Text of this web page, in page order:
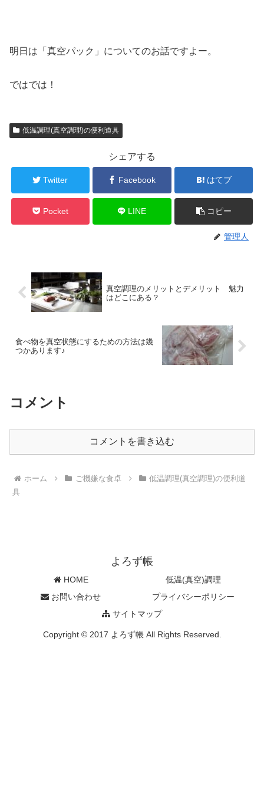
明日は「真空パック」についてのお話ですよー。
ではでは！
低温調理(真空調理)の便利道具
シェアする
Twitter Facebook はてブ
Pocket LINE コピー
管理人
真空調理のメリットとデメリット 魅力
はどこにある？
食べ物を真空状態にするための方法は幾
つかあります♪
コメント
コメントを書き込む
ホーム ご機嫌な食卓
低温調理(真空調理)の便利道
具
よろず帳
HOME
低温(真空)調理
お問い合わせ
プライバシーポリシー
サイトマップ
Copyright © 2017 よろず帳 All Rights Reserved.